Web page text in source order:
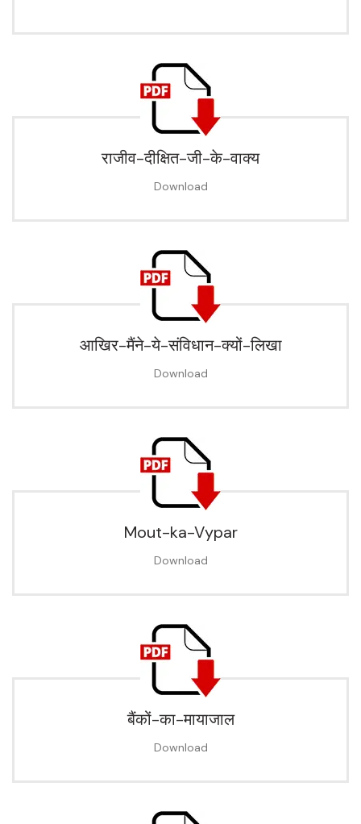
राजीव-दीक्षित-जी-के-वाक्य
Download
आखिर-मैंने-ये-संविधान-क्यों-लिखा
Download
Mout-ka-Vypar
Download
बैंकों-का-मायाजाल
Download